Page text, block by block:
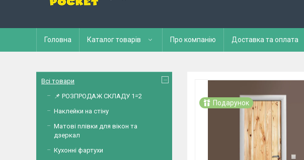
Головна Каталог товарів Про компанію Доставка та оплата
Подарунок
Всі товари
📌 РОЗПРОДАЖ СКЛАДУ 1=2
Наклейки на стіну
Матові плівки для вікон та
дзеркал
Кухонні фартухи